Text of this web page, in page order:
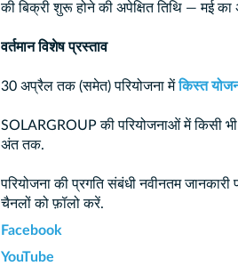
की बिक्री शुरू होने की अपेक्षित तिथि — मई का
वर्तमान विशेष प्रस्ताव
30 अप्रैल तक (समेत) परियोजना मेंकिस्त
SOLARGROUP की परियोजनाओं में किसी
अंत तक.
परियोजना की प्रगति संबंधी नवीनतम
चैनलों को फ़ॉलो करें.
Facebook
YouTube